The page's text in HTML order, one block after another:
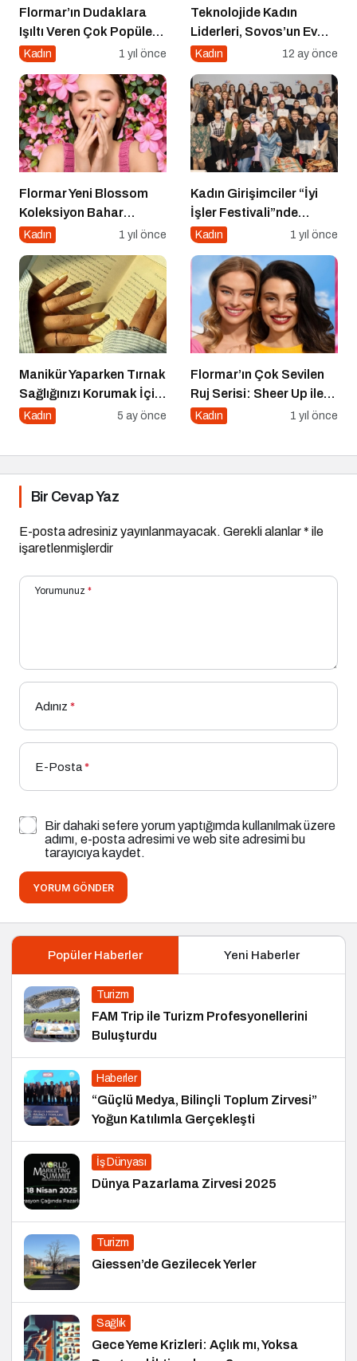
Flormar’ın Dudaklara
Işıltı Veren Çok Popüler
Lipgloss Serisi Dewy Lip
Kadın 1 yıl önce
Teknolojide Kadın
Liderleri, Sovos’un Ev
Sahipliğinde Bir Araya
Kadın 12 ay önce
Flormar Yeni Blossom
Koleksiyon Bahar
Çiceklerinin Enerjisiyle
Kadın 1 yıl önce
Kadın Girişimciler “İyi
İşler Festivali”nde
Buluştu
Kadın 1 yıl önce
Manikür Yaparken Tırnak
Sağlığınızı Korumak İçin
Asla Unutmamanız
Kadın 5 ay önce
Flormar’ın Çok Sevilen
Ruj Serisi: Sheer Up ile
Gülümse
Kadın 1 yıl önce
Bir Cevap Yaz
E-posta adresiniz yayınlanmayacak. Gerekli alanlar* ile
işaretlenmişlerdir
Yorumunuz *
Adınız *
E-Posta*
Bir dahaki sefere yorum yaptığımda kullanılmak üzere
adımı, e-posta adresimi ve web site adresimi bu
tarayıcıya kaydet.
YORUM GÖNDER
Popüler Haberler Yeni Haberler
Turizm
FAM Trip ile Turizm Profesyonellerini
Buluşturdu
Haberler
“Güçlü Medya, Bilinçli Toplum Zirvesi”
Yoğun Katılımla Gerçekleşti
İş Dünyası
Dünya Pazarlama Zirvesi 2025
Turizm
Giessen’de Gezilecek Yerler
Sağlık
Gece Yeme Krizleri: Açlık mı, Yoksa